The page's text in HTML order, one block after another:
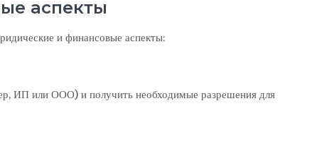
аспекты
и финансовые аспекты:
ИП или ООО) и получить необходимые разрешения для